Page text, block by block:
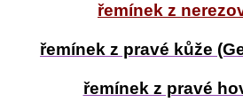
řemínek z
řemínek z pravé kůže
řemínek z pravé